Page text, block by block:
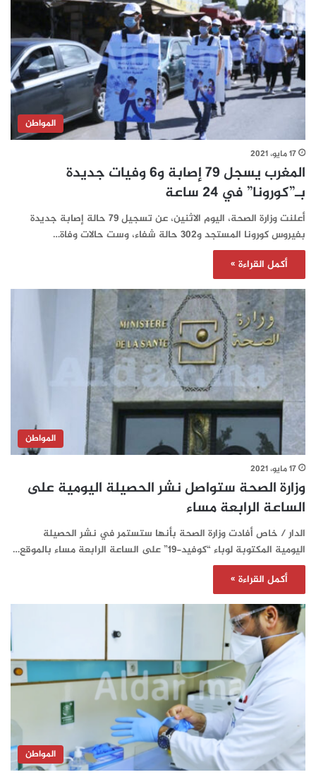
المواطن
17 مايو، 2021
المغرب يسجل 79 إصابة و6 وفيات جديدة
بـ”كورونا” في 24 ساعة‎‎‎‎‎‎‎‎‎
أعلنت وزارة الصحة، اليوم الاثنين، عن تسجيل 79 حالة إصابة جديدة
بفيروس كورونا المستجد و302 حالة شفاء، وست حالات وفاة…
أكمل القراءة »
المواطن
17 مايو، 2021
وزارة الصحة ستواصل نشر الحصيلة اليومية على
الساعة الرابعة مساء
الدار / خاص أفادت وزارة الصحة بأنها ستستمر في نشر الحصيلة
اليومية المكتوبة لوباء “كوفيد-19” على الساعة الرابعة مساء بالموقع…
أكمل القراءة »
المواطن